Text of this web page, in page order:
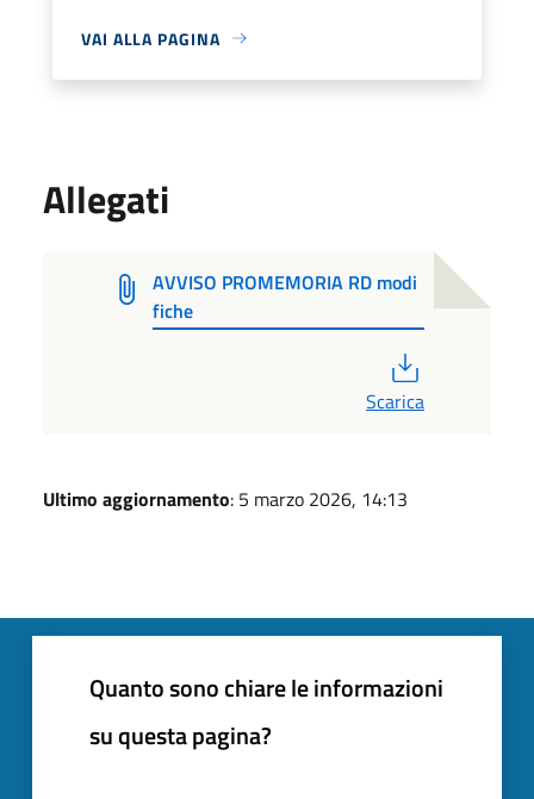
VAI ALLA PAGINA
Allegati
AVVISO PROMEMORIA RD modi
fiche
Scarica
Ultimo aggiornamento: 5 marzo 2026, 14:13
Quanto sono chiare le informazioni
su questa pagina?